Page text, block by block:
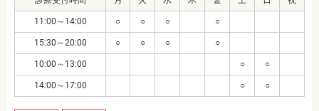
11:00～14:00 ○ ○ ○ ○
15:30～20:00 ○ ○ ○ ○
10:00～13:00 ○ ○
14:00～17:00 ○ ○